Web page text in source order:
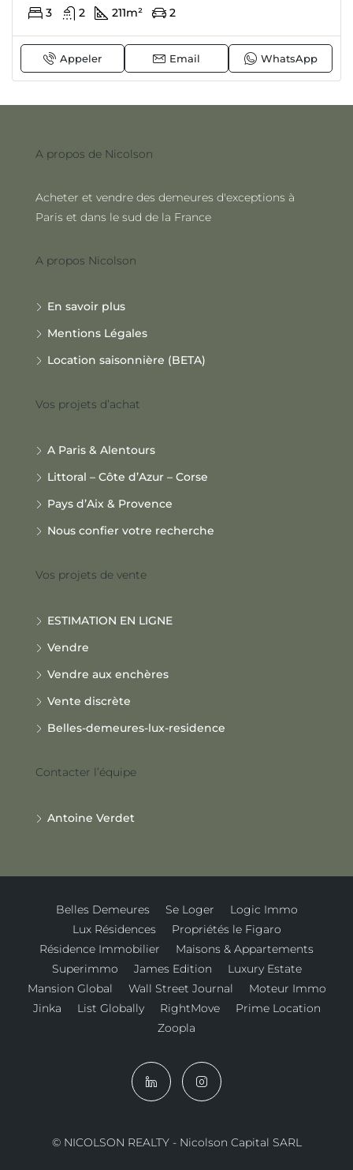
3 2 211m² 2
Appeler Email WhatsApp
A propos de Nicolson
Acheter et vendre des demeures d'exceptions à
Paris et dans le sud de la France
A propos Nicolson
En savoir plus
Mentions Légales
Location saisonnière (BETA)
Vos projets d’achat
A Paris & Alentours
Littoral – Côte d’Azur – Corse
Pays d’Aix & Provence
Nous confier votre recherche
Vos projets de vente
ESTIMATION EN LIGNE
Vendre
Vendre aux enchères
Vente discrète
Belles-demeures-lux-residence
Contacter l’équipe
Antoine Verdet
Belles Demeures Se Loger
Logic Immo
Lux Résidences
Propriétés le Figaro
Résidence Immobilier
Maisons & Appartements
Superimmo
James Edition
Luxury Estate
Mansion Global
Wall Street Journal
Moteur Immo
Jinka
List Globally RightMove
Prime Location
Zoopla
© NICOLSON REALTY - Nicolson Capital SARL